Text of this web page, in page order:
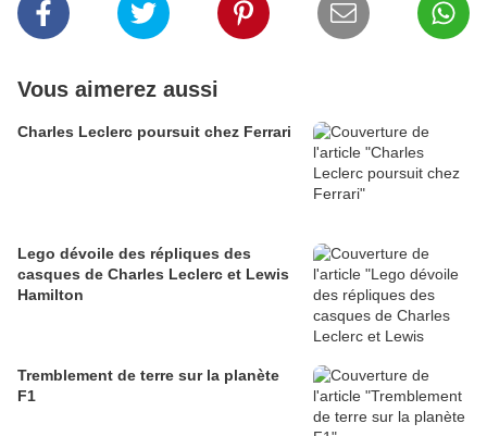
Vous aimerez aussi
Charles Leclerc poursuit chez Ferrari
Lego dévoile des répliques des
casques de Charles Leclerc et Lewis
Hamilton
Tremblement de terre sur la planète
F1